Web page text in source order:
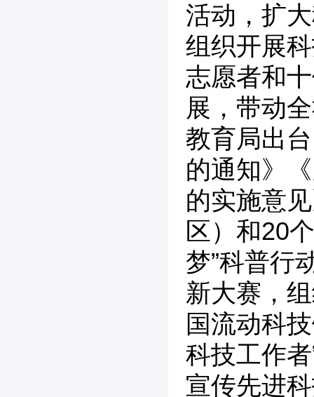
活动，扩
组织开展
志愿者和
展，带动
教育局出
的通知》
的实施意
区）和20
梦”科普行
新大赛，
国流动科
科技工作
宣传先进